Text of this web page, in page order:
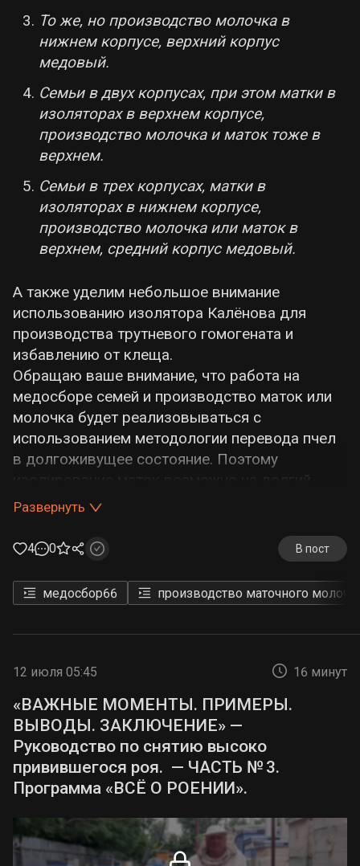
То же, но производство молочка в
нижнем корпусе, верхний корпус
медовый.
Семьи в двух корпусах, при этом матки в
изоляторах в верхнем корпусе,
производство молочка и маток тоже в
верхнем.
Семьи в трех корпусах, матки в
изоляторах в нижнем корпусе,
производство молочка или маток в
верхнем, средний корпус медовый.
А также уделим небольшое внимание
использованию изолятора Калёнова для
производства трутневого гомогената и
избавлению от клеща.
Обращаю ваше внимание, что работа на
медосборе семей и производство маток или
молочка будет реализовываться с
использованием методологии перевода пчел
в долгоживущее состояние. Поэтому
изолирование маток возможно на долгий
срок, в нашем случае на 30-40 суток. Цель —
Развернуть
4 0 В пост
медосбор66 производство маточного
12 июля 05:45 16 минут
«ВАЖНЫЕ МОМЕНТЫ. ПРИМЕРЫ.
ВЫВОДЫ. ЗАКЛЮЧЕНИЕ» —
Руководство по снятию высоко
привившегося роя. — ЧАСТЬ № 3.
Программа «ВСЁ О РОЕНИИ».